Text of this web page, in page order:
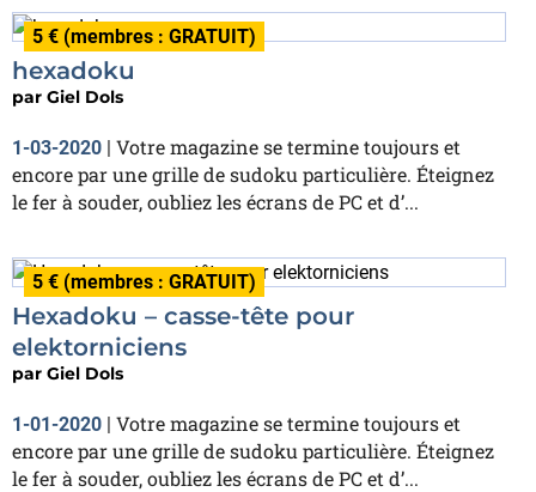
5 € (membres : GRATUIT)
hexadoku
par Giel Dols
1-03-2020 | Votre magazine se termine toujours et
encore par une grille de sudoku particulière. Éteignez
le fer à souder, oubliez les écrans de PC et d’...
5 € (membres : GRATUIT)
Hexadoku – casse-tête pour
elektorniciens
par Giel Dols
1-01-2020 | Votre magazine se termine toujours et
encore par une grille de sudoku particulière. Éteignez
le fer à souder, oubliez les écrans de PC et d’...